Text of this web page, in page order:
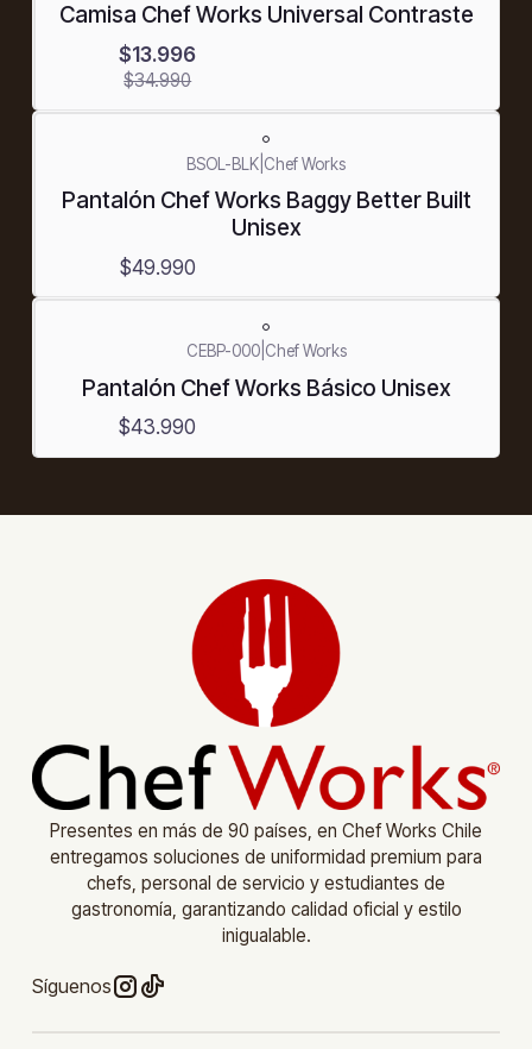
OFF
Camisa Chef Works Universal Contraste
$13.996
$34.990
BSOL-BLK Chef Works
Pantalón Chef Works Baggy Better Built
Unisex
$49.990
CEBP-000| Chef Works
Pantalón Chef Works Básico Unisex
$43.990
Presentes en más de 90 países, en Chef Works Chile
entregamos soluciones de uniformidad premium para
chefs, personal de servicio y estudiantes de
gastronomía, garantizando calidad oficial y estilo
inigualable.
Síguenos